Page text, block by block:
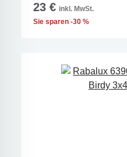
23 € inkl. MwSt.
Sie sparen -30 %